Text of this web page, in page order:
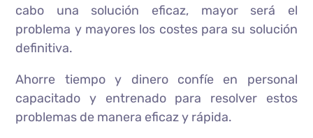
cabo una solución eficaz, mayor será el
problema y mayores los costes para su solución
definitiva.
Ahorre tiempo y dinero confíe en personal
capacitado y entrenado para resolver estos
problemas de manera eficaz y rápida.